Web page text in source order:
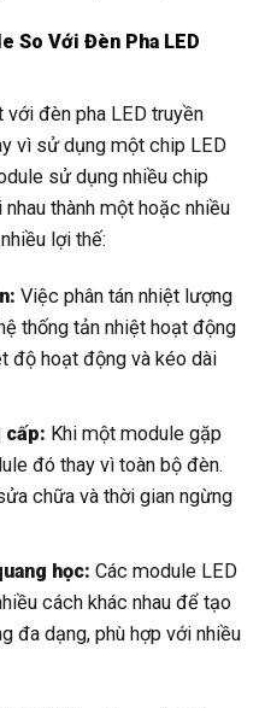
So Với Đèn Pha LED
đèn pha LED truyền
vì sử dụng một chip LED
sử dụng nhiều chip
thành một hoặc nhiều
lợi thế:
Việc phân tán nhiệt lượng
thống tản nhiệt hoạt động
độ hoạt động và kéo dài
cấp: Khi một module gặp
đó thay vì toàn bộ đèn.
chữa và thời gian ngừng
học: Các module LED
cách khác nhau để tạo
đa dạng, phù hợp với nhiều